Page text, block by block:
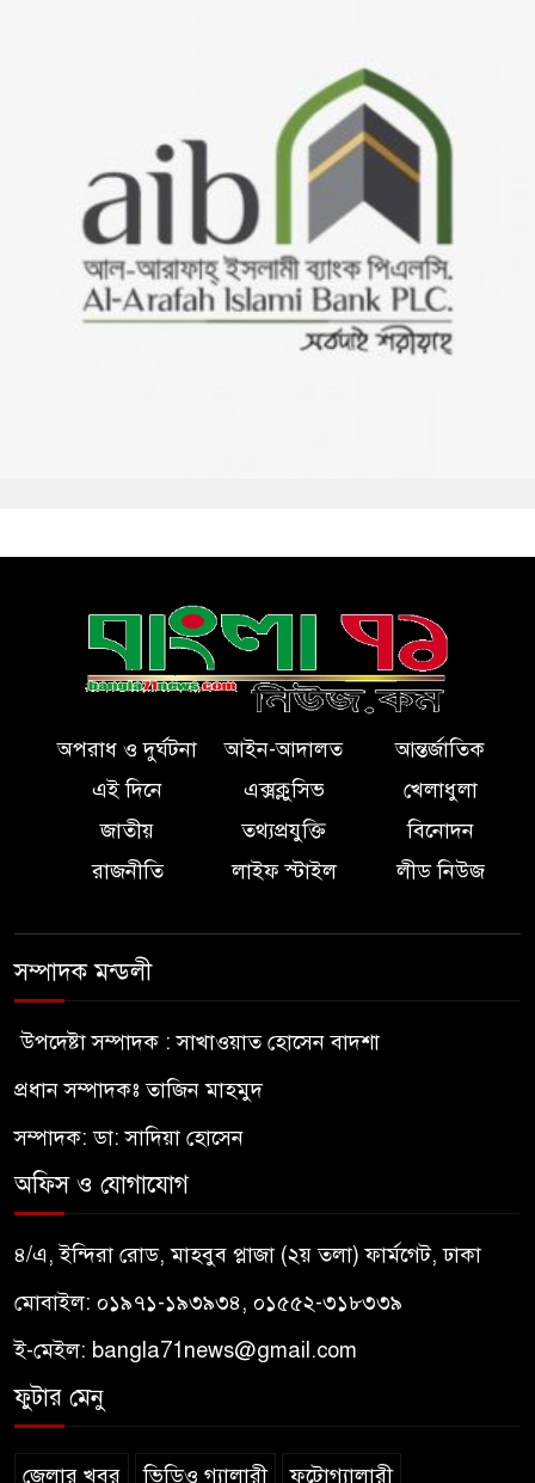
অপরাধ ও দুর্ঘটনা আইন-আদালত
আন্তর্জাতিক
এই দিনে
এক্সক্লুসিভ
খেলাধুলা
জাতীয়
তথ্যপ্রযুক্তি
বিনোদন
রাজনীতি
লাইফ স্টাইল লীড নিউজ
সম্পাদক মন্ডলী
উপদেষ্টা সম্পাদক : সাখাওয়াত হোসেন বাদশা
প্রধান সম্পাদকঃ তাজিন মাহমুদ
সম্পাদক: ডা: সাদিয়া হোসেন
অফিস ও যোগাযোগ
৪/এ, ইন্দিরা রোড, মাহবুব প্লাজা (২য় তলা) ফার্মগেট, ঢাকা
মোবাইল: ০১৯৭১-১৯৩৯৩৪, ০১৫৫২-৩১৮৩৩৯
ই-মেইল: bangla71news@gmail.com
ফুটার মেনু
জেলার খবর ভিডিও গ্যালারী ফটোগ্যালারী